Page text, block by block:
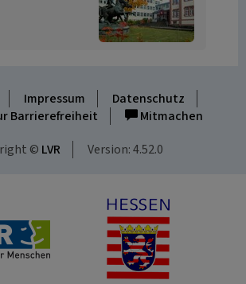
Impressum
Datenschutz
Barrierefreiheit
Mitmachen
© LVR Version: 4.52.0